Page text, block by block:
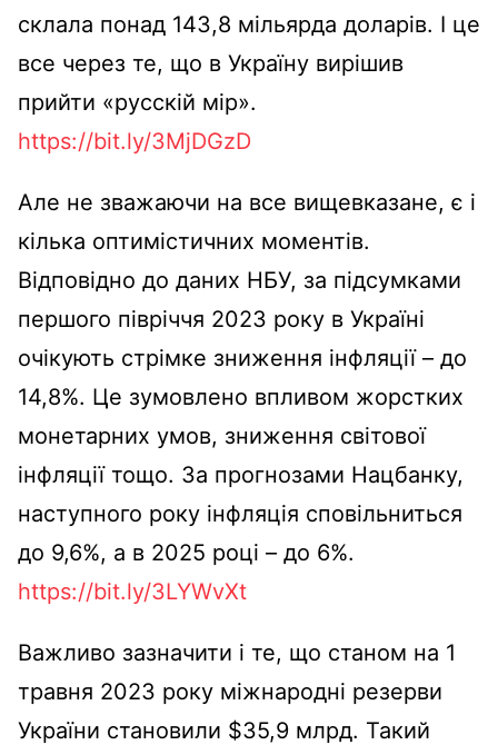
склала понад 143,8 мільярда доларів. І це
все через те, що в Україну вирішив
прийти «русскій мір».
https://bit.ly/3MjDGzD
Але не зважаючи на все вищевказане, є і
кілька оптимістичних моментів.
Відповідно до даних НБУ, за підсумками
першого півріччя 2023 року в Україні
очікують стрімке зниження інфляції – до
14,8%. Це зумовлено впливом жорстких
монетарних умов, зниження світової
інфляції тощо. За прогнозами Нацбанку,
наступного року інфляція сповільниться
до 9,6%, а в 2025 році – до 6%.
https://bit.ly/3LYWvXt
Важливо зазначити і те, що станом на 1
травня 2023 року міжнародні резерви
України становили $35,9 млрд. Такий